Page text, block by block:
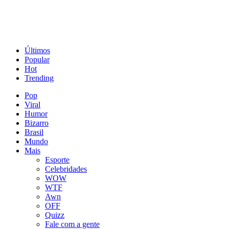
Últimos
Popular
Hot
Trending
Pop
Viral
Humor
Bizarro
Brasil
Mundo
Mais
Esporte
Celebridades
WOW
WTF
Awn
OFF
Quizz
Fale com a gente